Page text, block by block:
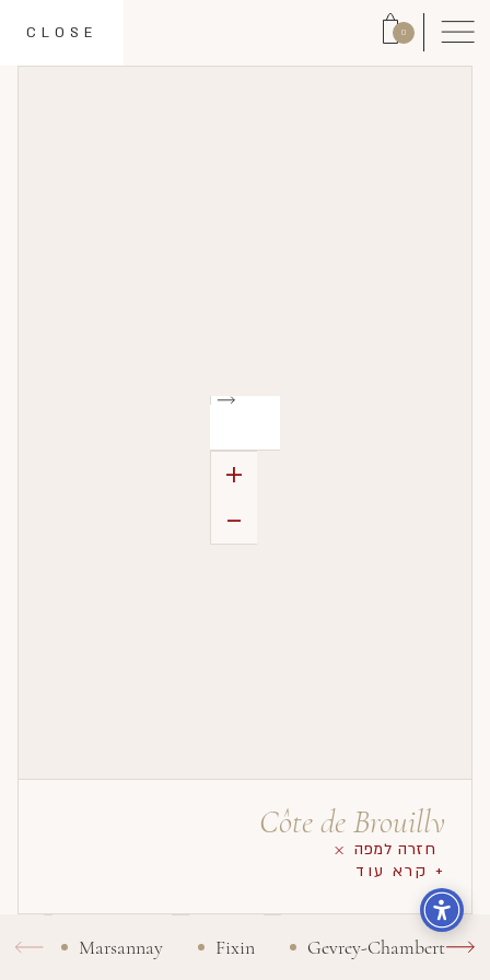
0
CLOSE
חזרה למפה
Côte de Brouilly
+ קרא עוד
+
-
Marsannay Fixin Gevrey-Chambertin